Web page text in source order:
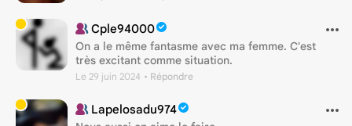
Cple94000
On a le même fantasme avec ma femme. C'est
très excitant comme situation.
Le 29 juin 2024 • Répondre
Lapelosadu974